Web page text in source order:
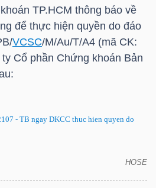
TP.HCM thông báo về
để thực hiện quyền do đáo
VCSC/M/Au/T/A4 (mã CK:
Cổ phần Chứng khoán Bản
- TB ngay DKCC thuc hien quyen do
HOSE